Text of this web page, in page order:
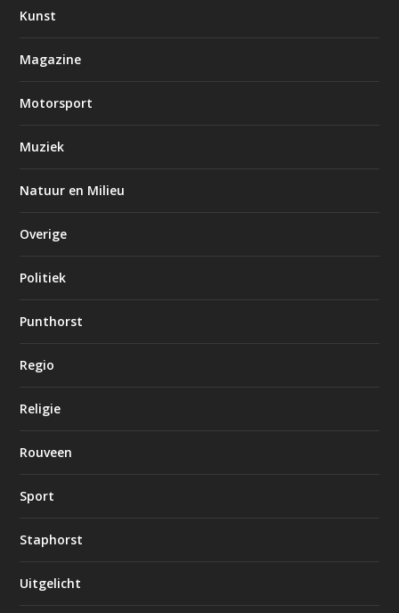
Kunst
Magazine
Motorsport
Muziek
Natuur en Milieu
Overige
Politiek
Punthorst
Regio
Religie
Rouveen
Sport
Staphorst
Uitgelicht